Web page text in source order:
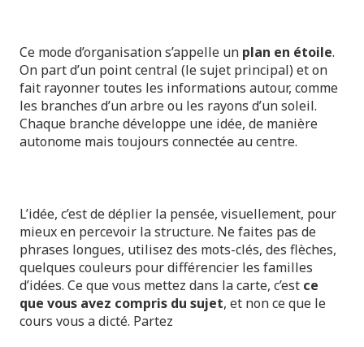
Ce mode d’organisation s’appelle un plan en étoile.
On part d’un point central (le sujet principal) et on
fait rayonner toutes les informations autour, comme
les branches d’un arbre ou les rayons d’un soleil.
Chaque branche développe une idée, de manière
autonome mais toujours connectée au centre.
L’idée, c’est de déplier la pensée, visuellement, pour
mieux en percevoir la structure. Ne faites pas de
phrases longues, utilisez des mots-clés, des flèches,
quelques couleurs pour différencier les familles
d’idées. Ce que vous mettez dans la carte, c’est ce
que vous avez compris du sujet, et non ce que le
cours vous a dicté. Partez